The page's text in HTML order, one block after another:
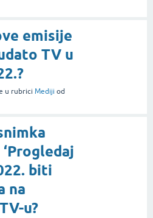
emisije
TV u
u rubrici Mediji od
biti
na
u?